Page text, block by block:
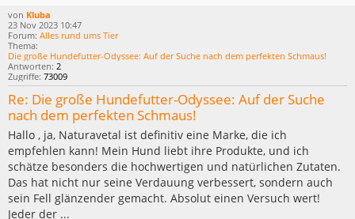
von Kluba
23 Nov 2023 10:47
Forum: Alles rund ums Tier
Thema:
Die große Hundefutter-Odyssee: Auf der Suche nach dem perfekten Schmaus!
Antworten: 2
Zugriffe: 73009
Re: Die große Hundefutter-Odyssee: Auf der Suche
nach dem perfekten Schmaus!
Hallo , ja, Naturavetal ist definitiv eine Marke, die ich
empfehlen kann! Mein Hund liebt ihre Produkte, und ich
schätze besonders die hochwertigen und natürlichen Zutaten.
Das hat nicht nur seine Verdauung verbessert, sondern auch
sein Fell glänzender gemacht. Absolut einen Versuch wert!
Jeder der ...